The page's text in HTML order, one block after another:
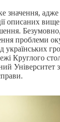
значення,
описаних
проблеми
українських
Круглого
Університет